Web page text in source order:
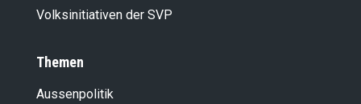
Volksinitiativen der SVP
Themen
Aussenpolitik